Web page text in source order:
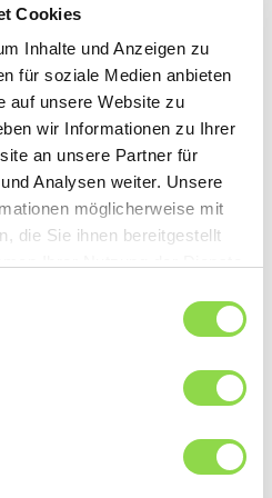
Cookies
Inhalte und Anzeigen zu
für soziale Medien anbieten
auf unsere Website zu
wir Informationen zu Ihrer
an unsere Partner für
Analysen weiter. Unsere
möglicherweise mit
die Sie ihnen bereitgestellt
se sont rendu compte
leurs produits pour les rendre
ou LED, sont leaders en la
moins de courant que